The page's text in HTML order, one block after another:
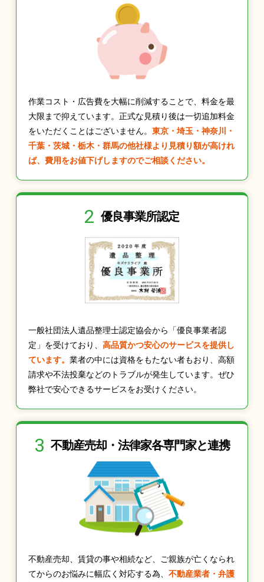
作業コスト・広告費を大幅に削減することで、料金を最
大限まで抑えています。正式な見積り後は一切追加料金
をいただくことはございません。 東京・埼玉・神奈川・
千葉・茨城・栃木・群馬の他社様より見積り額が高けれ
ば、費用をお値下げしますのでご相談ください。
2 優良事業所認定
一般社団法人遺品整理士認定協会から「優良事業者認
定」を受けており、 高品質かつ安心のサービスを提供し
ています。 業者の中には資格をもたない者もおり、高額
請求や不法投棄などのトラブルが発生しています。ぜひ
弊社で安心できるサービスをお受けください。
3 不動産売却・法律家各専門家と連携
不動産売却、賃貸の事や相続など、ご親族が亡くなられ
てからのお悩みに幅広く対応する為、 不動産業者・弁護